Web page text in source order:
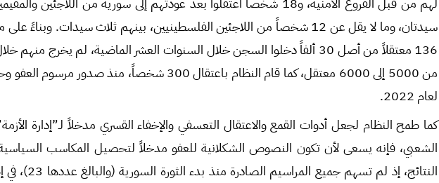
سيدتان، وما لا يقل عن 12 شخصاً من اللاجئين الفلسطينيين، بينهم ثلاث سيدات.
136 معتقلاً من أصل 30 ألفاً دخلوا السجن خلال السنوات العشر الماضية، لم يخرج
من 5000 إلى 6000 معتقل، كما قام النظام باعتقال 300 شخصاً، منذ
لعام 2022.
كما طمح النظام لجعل أدوات القمع والاعتقال التعسفي والإخفاء القسري مدخلاً لـ”إدارة
الشعبي، فإنه يسعى لأن تكون النصوص الشكلانية للعفو مدخلاً لتحصيل المكاسب